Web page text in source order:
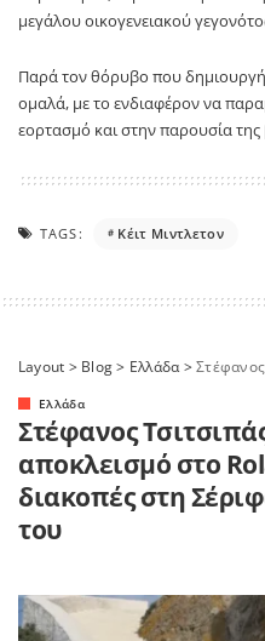
μεγάλου οικογενειακού
Παρά τον θόρυβο που
ομαλά, με το ενδιαφέρον να
εορτασμό και στην παρουσία της
TAGS: Κέιτ Μιντλετον
Layout > Blog> Ελλάδα>Στέφανος Τσιτσιπάς:
Ελλάδα
Στέφανος
αποκλεισμό στο
διακοπές στη
του